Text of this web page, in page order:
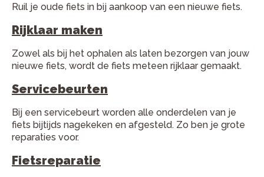
Ruil je oude fiets in bij aankoop van een nieuwe fiets.
Rijklaar maken
Zowel als bij het ophalen als laten bezorgen van jouw
nieuwe fiets, wordt de fiets meteen rijklaar gemaakt.
Servicebeurten
Bij een servicebeurt worden alle onderdelen van je
fiets bijtijds nagekeken en afgesteld. Zo ben je grote
reparaties voor.
Fietsreparatie